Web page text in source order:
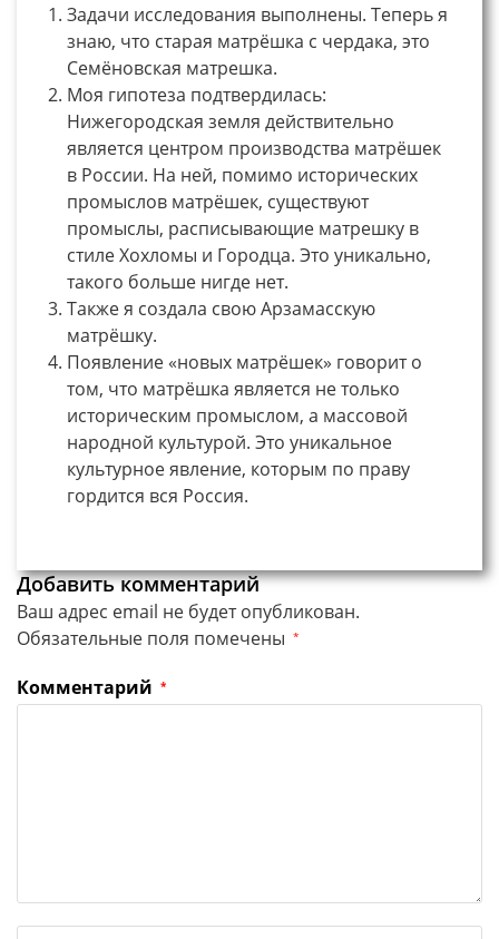
Задачи исследования выполнены. Теперь я
знаю, что старая матрёшка с чердака, это
Семёновская матрешка.
Моя гипотеза подтвердилась:
Нижегородская земля действительно
является центром производства матрёшек
в России. На ней, помимо исторических
промыслов матрёшек, существуют
промыслы, расписывающие матрешку в
стиле Хохломы и Городца. Это уникально,
такого больше нигде нет.
Также я создала свою Арзамасскую
матрёшку.
Появление «новых матрёшек» говорит о
том, что матрёшка является не только
историческим промыслом, а массовой
народной культурой. Это уникальное
культурное явление, которым по праву
гордится вся Россия.
Добавить комментарий
Ваш адрес email не будет опубликован.
Обязательные поля помечены *
Комментарий *